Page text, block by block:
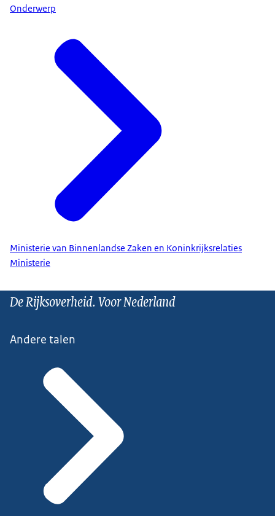
Onderwerp
Ministerie van Binnenlandse Zaken en Koninkrijksrelaties
Ministerie
De Rijksoverheid. Voor Nederland
Andere talen